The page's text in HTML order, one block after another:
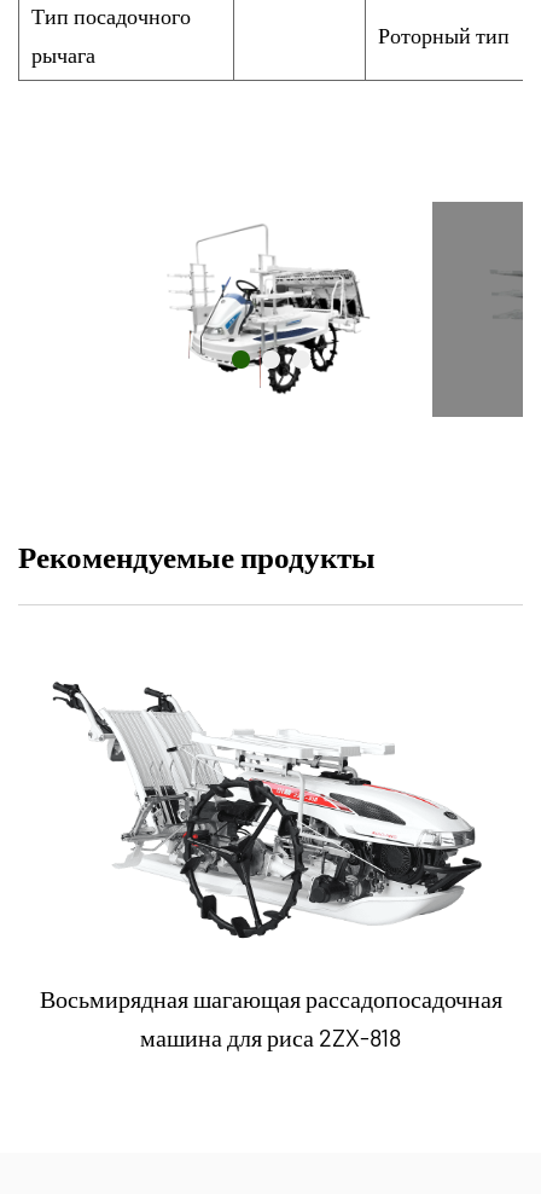
Тип посадочного
рычага
Роторный тип
Рекомендуемые продукты
Восьмирядная шагающая рассадопосадочная
машина для риса 2ZX-818